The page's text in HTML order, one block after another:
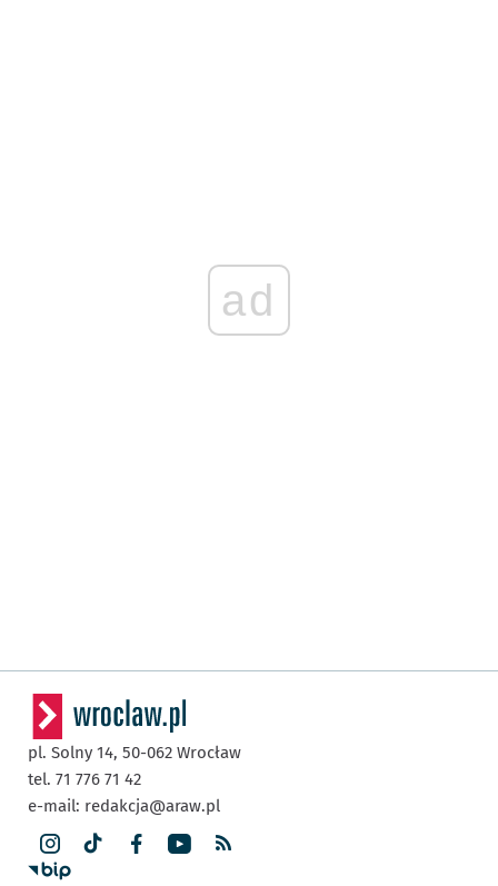
ad
pl. Solny 14, 50-062 Wrocław
tel. 71 776 71 42
e-mail: redakcja@araw.pl